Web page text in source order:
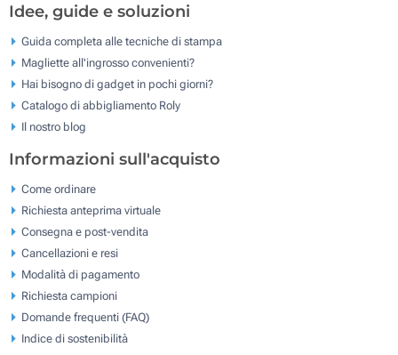
Idee, guide e soluzioni
Guida completa alle tecniche di stampa
Magliette all'ingrosso convenienti?
Hai bisogno di gadget in pochi giorni?
Catalogo di abbigliamento Roly
Il nostro blog
Informazioni sull'acquisto
Come ordinare
Richiesta anteprima virtuale
Consegna e post-vendita
Cancellazioni e resi
Modalità di pagamento
Richiesta campioni
Domande frequenti (FAQ)
Indice di sostenibilità